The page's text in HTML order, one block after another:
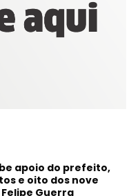
apoio do prefeito,
e oito dos nove
Guerra